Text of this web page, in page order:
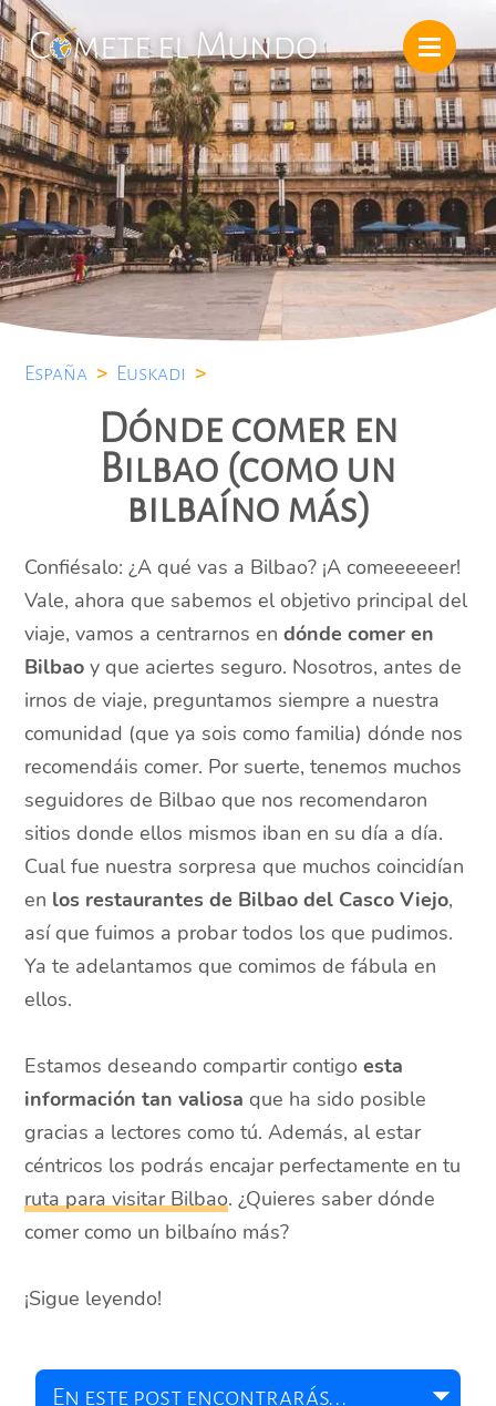
España > Euskadi >
Dónde comer en
Bilbao (como un
bilbaíno más)
Confiésalo: ¿A qué vas a Bilbao? ¡A comeeeeeer!
Vale, ahora que sabemos el objetivo principal del
viaje, vamos a centrarnos endónde comer en
Bilbao y que aciertes seguro. Nosotros, antes de
irnos de viaje, preguntamos siempre a nuestra
comunidad (que ya sois como familia) dónde nos
recomendáis comer. Por suerte, tenemos muchos
seguidores de Bilbao que nos recomendaron
sitios donde ellos mismos iban en su día a día.
Cual fue nuestra sorpresa que muchos coincidían
en los restaurantes de Bilbao del Casco Viejo,
así que fuimos a probar todos los que pudimos.
Ya te adelantamos que comimos de fábula en
ellos.
Estamos deseando compartir contigoesta
información tan valiosa que ha sido posible
gracias a lectores como tú. Además, al estar
céntricos los podrás encajar perfectamente en tu
ruta para visitar Bilbao. ¿Quieres saber dónde
comer como un bilbaíno más?
¡Sigue leyendo!